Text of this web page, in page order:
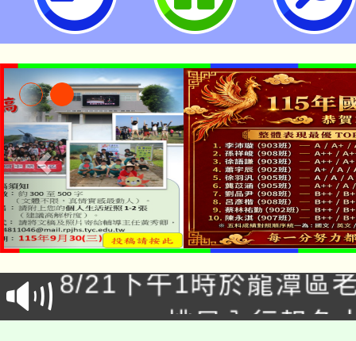
「本色祭」8/29、30在
場熱烈登場!
8/21下午1時於龍潭區
徵才活動。
YOUNG桃局內行報名